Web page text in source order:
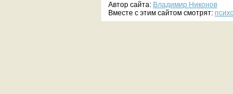
Автор сайта: Владимир Никонов
Вместе с этим сайтом смотрят: